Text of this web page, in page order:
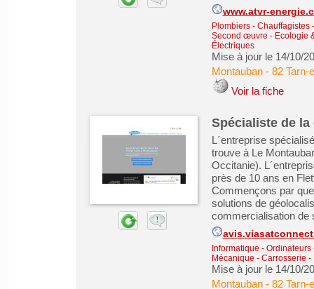
www.atvr-
Plombiers - Chauffagistes
Second œuvre - Ecologie
Électriques
Mise à jour le 14/10/
Montauban- 82 Tarn-
Voir la fiche
Spécialiste de
L´entreprise
trouve à Le
Occitanie).
près de 10 ans en
Commençons par
solutions de
commercialisation de
Informatique -
Mécanique - Carrosserie
Mise à jour le 14/10/
Montauban- 82 Tarn-